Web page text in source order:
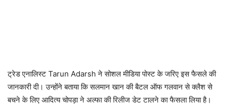
ट्रेड एनालिस्ट Tarun Adarsh ने सोशल मीडिया पोस्ट के जरिए इस फैसले की
जानकारी दी। उन्होंने बताया कि सलमान खान की बैटल ऑफ गलवान से क्लैश से
बचने के लिए आदित्य चोपड़ा ने अल्फा की रिलीज डेट टालने का फैसला लिया है।